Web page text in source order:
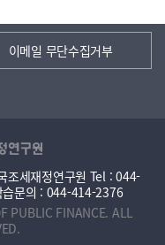
이메일 무단수집거부
조세재정연구원 Tel : 044-
문의 : 044-414-2376
PUBLIC FINANCE. ALL